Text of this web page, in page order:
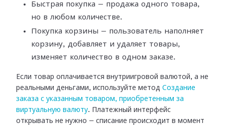
Быстрая покупка — продажа одного товара,
но в любом количестве.
Покупка корзины — пользователь наполняет
корзину, добавляет и удаляет товары,
изменяет количество в одном заказе.
Если товар оплачивается внутриигровой валютой, а не
реальными деньгами, используйте метод Создание
заказа с указанным товаром, приобретенным за
виртуальную валюту. Платежный интерфейс
открывать не нужно — списание происходит в момент